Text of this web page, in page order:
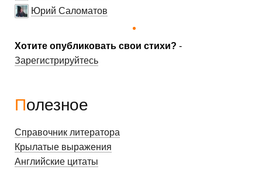
Юрий Саломатов
Хотите опубликовать свои стихи? -
Зарегистрируйтесь
Полезное
Справочник литератора
Крылатые выражения
Английские цитаты